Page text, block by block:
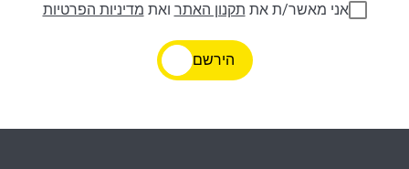
אני מאשר/ת את תקנון האתר ואת מדיניות הפרטיות
הירשם